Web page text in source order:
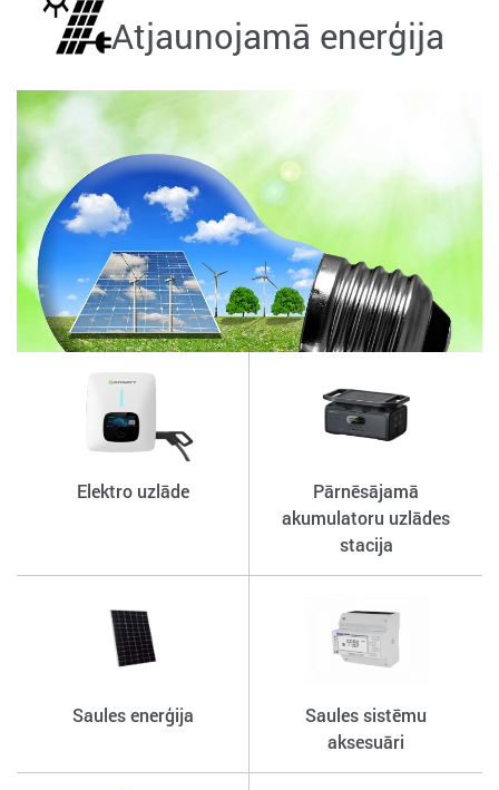
Atjaunojamā enerģija
Elektro uzlāde
Pārnēsājamā
akumulatoru uzlādes
stacija
Saules enerģija
Saules sistēmu
aksesuāri